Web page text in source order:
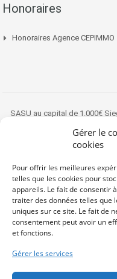
Gérer le
cookies
Pour offrir les meilleures
telles que les cookies pour
appareils. Le fait de consentir
traiter des données telles que
uniques sur ce site. Le fait de
consentement peut avoir un
et fonctions.
Gérer les services
Honoraires
Honoraires Agence CEPIMMO
SASU au capital de 1.000€
immeubles et fonds de
par la CCI